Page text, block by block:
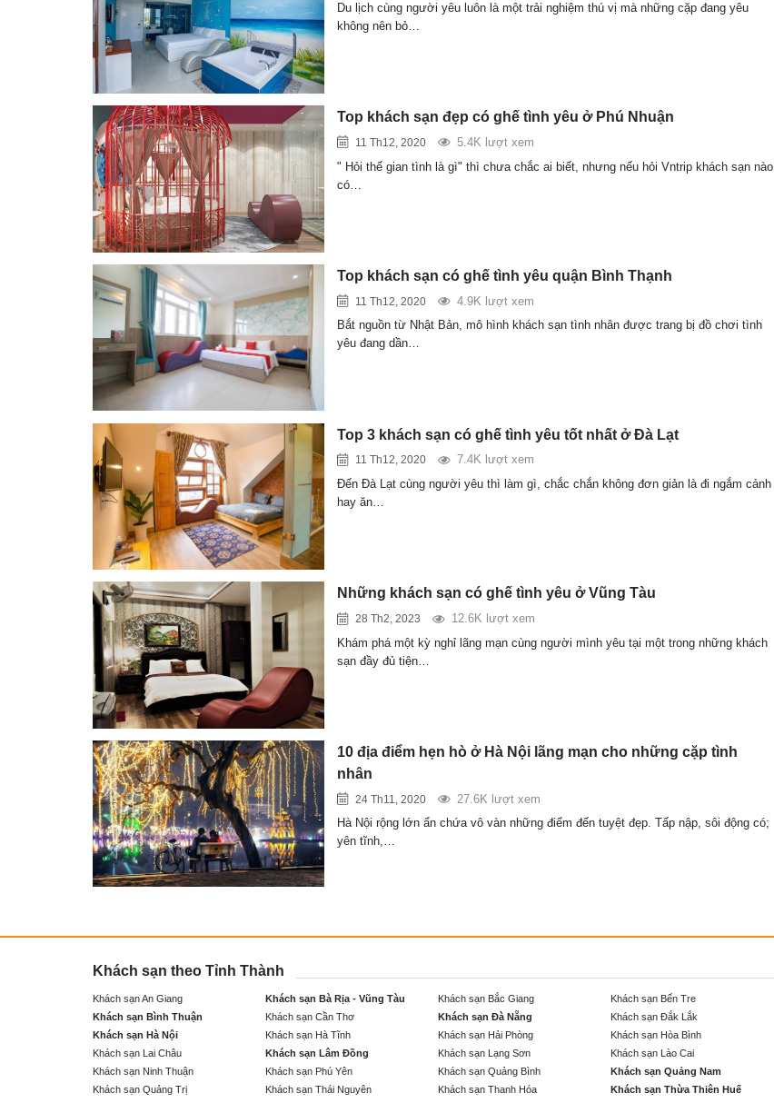
Du lịch cùng người yêu luôn là một trải nghiệm thú vị mà những cặp đang yêu
không nên bỏ…
Top khách sạn đẹp có ghế tình yêu ở Phú Nhuận
11 Th12, 2020
5.4K lượt xem
" Hỏi thế gian tình là gì" thì chưa chắc ai biết, nhưng nếu hỏi Vntrip khách sạn nào
có…
Top khách sạn có ghế tình yêu quận Bình Thạnh
11 Th12, 2020
4.9K lượt xem
Bắt nguồn từ Nhật Bản, mô hình khách sạn tình nhân được trang bị đồ chơi tình
yêu đang dần…
Top 3 khách sạn có ghế tình yêu tốt nhất ở Đà Lạt
11 Th12, 2020
7.4K lượt xem
Đến Đà Lạt cùng người yêu thì làm gì, chắc chắn không đơn giản là đi ngắm cảnh
hay ăn…
Những khách sạn có ghế tình yêu ở Vũng Tàu
28 Th2, 2023
12.6K lượt xem
Khám phá một kỳ nghỉ lãng mạn cùng người mình yêu tại một trong những khách
sạn đầy đủ tiện…
10 địa điểm hẹn hò ở Hà Nội lãng mạn cho những cặp tình
nhân
24 Th11, 2020
27.6K lượt xem
Hà Nội rộng lớn ẩn chứa vô vàn những điểm đến tuyệt đẹp. Tấp nập, sôi động có;
yên tĩnh,…
Khách sạn theo Tỉnh Thành
Khách sạn An Giang Khách sạn Bà Rịa - Vũng Tàu Khách sạn Bắc Giang Khách sạn Bến Tre
Khách sạn Bình Thuận
Khách sạn Cần Thơ Khách sạn Đà Nẵng Khách sạn Đắk Lắk
Khách sạn Hà Nội
Khách sạn Hà Tĩnh Khách sạn Hải Phòng Khách sạn Hòa Bình
Khách sạn Lai Châu
Khách sạn Lâm Đồng Khách sạn Lạng Sơn Khách sạn Lào Cai
Khách sạn Ninh Thuận
Khách sạn Phú Yên Khách sạn Quảng Bình Khách sạn Quảng Nam
Khách sạn Quảng Trị
Khách sạn Thái Nguyên Khách sạn Thanh Hóa Khách sạn Thừa Thiên Huế